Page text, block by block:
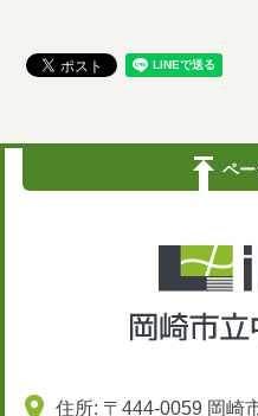
ペ
住所: 〒444-0059 岡崎